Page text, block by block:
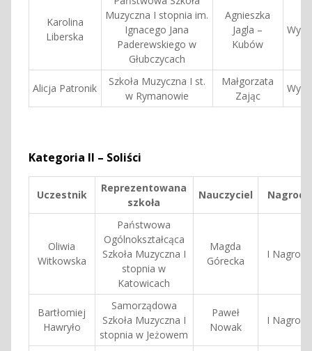
Karolina
Liberska
Muzyczna I stopnia im.
Ignacego Jana
Paderewskiego w
Głubczycach
Agnieszka
Jagla –
Kubów
Alicja Patronik
Szkoła Muzyczna I st.
w Rymanowie
Małgorzata
Zając
Kategoria II – Soliści
Uczestnik
Reprezentowana
szkoła
Nauczyciel Nagroda
Oliwia
Witkowska
Państwowa
Ogólnokształcąca
Szkoła Muzyczna I
stopnia w
Katowicach
Magda
Górecka
I Nagroda
Bartłomiej
Hawryło
Samorządowa
Szkoła Muzyczna I
stopnia w Jeżowem
Paweł
Nowak
I Nagroda